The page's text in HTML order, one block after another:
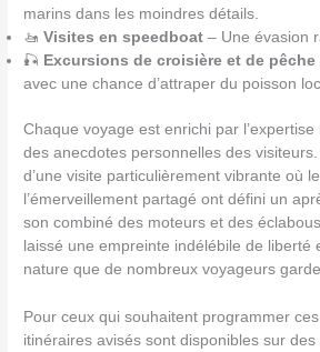
marins dans les moindres détails.
🚤Visites en speedboat – Une évasion
🎣 Excursions de croisière et de pêche
avec une chance d’attraper du poisson
Chaque voyage est enrichi par
des anecdotes personnelles des
d’une visite particulièrement vibrante où
l’émerveillement partagé ont défini un
son combiné des moteurs et des
laissé une empreinte indélébile de liberté
nature que de nombreux voyageurs
Pour ceux qui souhaitent programmer
itinéraires avisés sont disponibles sur